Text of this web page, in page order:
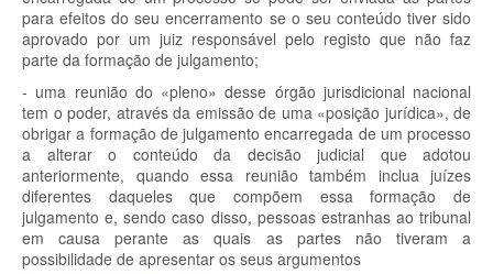
para efeitos do seu encerramento se o seu conteúdo tiver sido
aprovado por um juiz responsável pelo registo que não faz
parte da formação de julgamento;
- uma reunião do «pleno» desse órgão jurisdicional nacional
tem o poder, através da emissão de uma «posição jurídica», de
obrigar a formação de julgamento encarregada de um processo
a alterar o conteúdo da decisão judicial que adotou
anteriormente, quando essa reunião também inclua juízes
diferentes daqueles que compõem essa formação de
julgamento e, sendo caso disso, pessoas estranhas ao tribunal
em causa perante as quais as partes não tiveram a
possibilidade de apresentar os seus argumentos